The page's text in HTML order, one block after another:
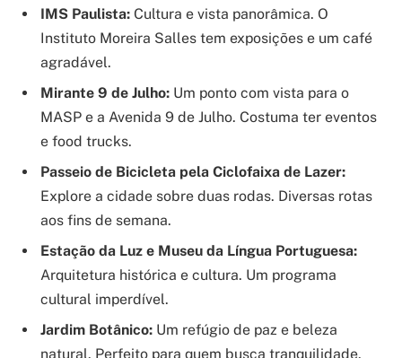
IMS Paulista: Cultura e vista panorâmica. O
Instituto Moreira Salles tem exposições e um café
agradável.
Mirante 9 de Julho: Um ponto com vista para o
MASP e a Avenida 9 de Julho. Costuma ter eventos
e food trucks.
Passeio de Bicicleta pela Ciclofaixa de Lazer:
Explore a cidade sobre duas rodas. Diversas rotas
aos fins de semana.
Estação da Luz e Museu da Língua Portuguesa:
Arquitetura histórica e cultura. Um programa
cultural imperdível.
Jardim Botânico: Um refúgio de paz e beleza
natural. Perfeito para quem busca tranquilidade.